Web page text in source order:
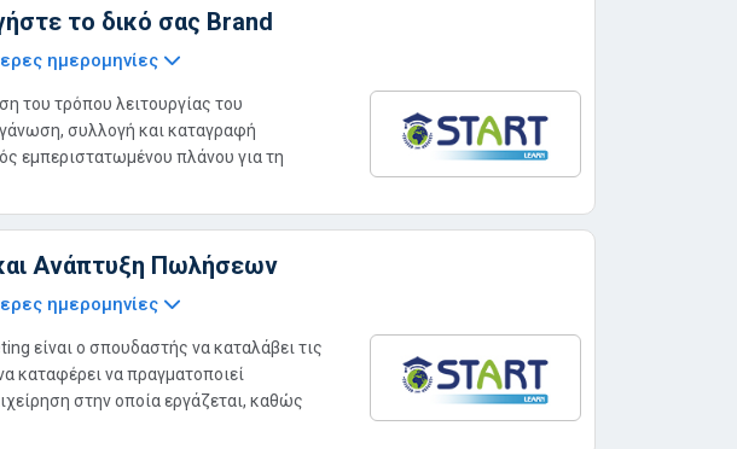
το δικό σας Brand
ημερομηνίες
του τρόπου λειτουργίας του
συλλογή και καταγραφή
εμπεριστατωμένου πλάνου για τη
Ανάπτυξη Πωλήσεων
ημερομηνίες
είναι ο σπουδαστής να καταλάβει τις
καταφέρει να πραγματοποιεί
στην οποία εργάζεται, καθώς